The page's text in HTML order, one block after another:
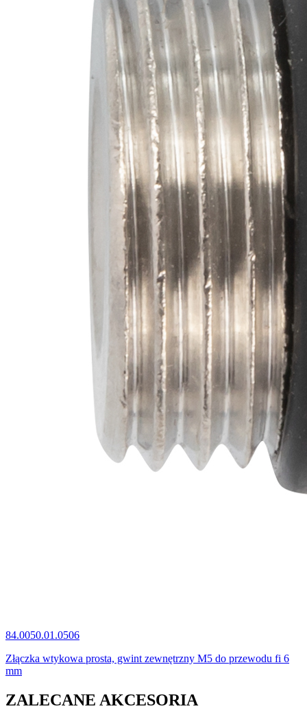
84.0050.01.0506
Złączka wtykowa prosta, gwint zewnętrzny M5 do przewodu fi 6
mm
ZALECANE AKCESORIA